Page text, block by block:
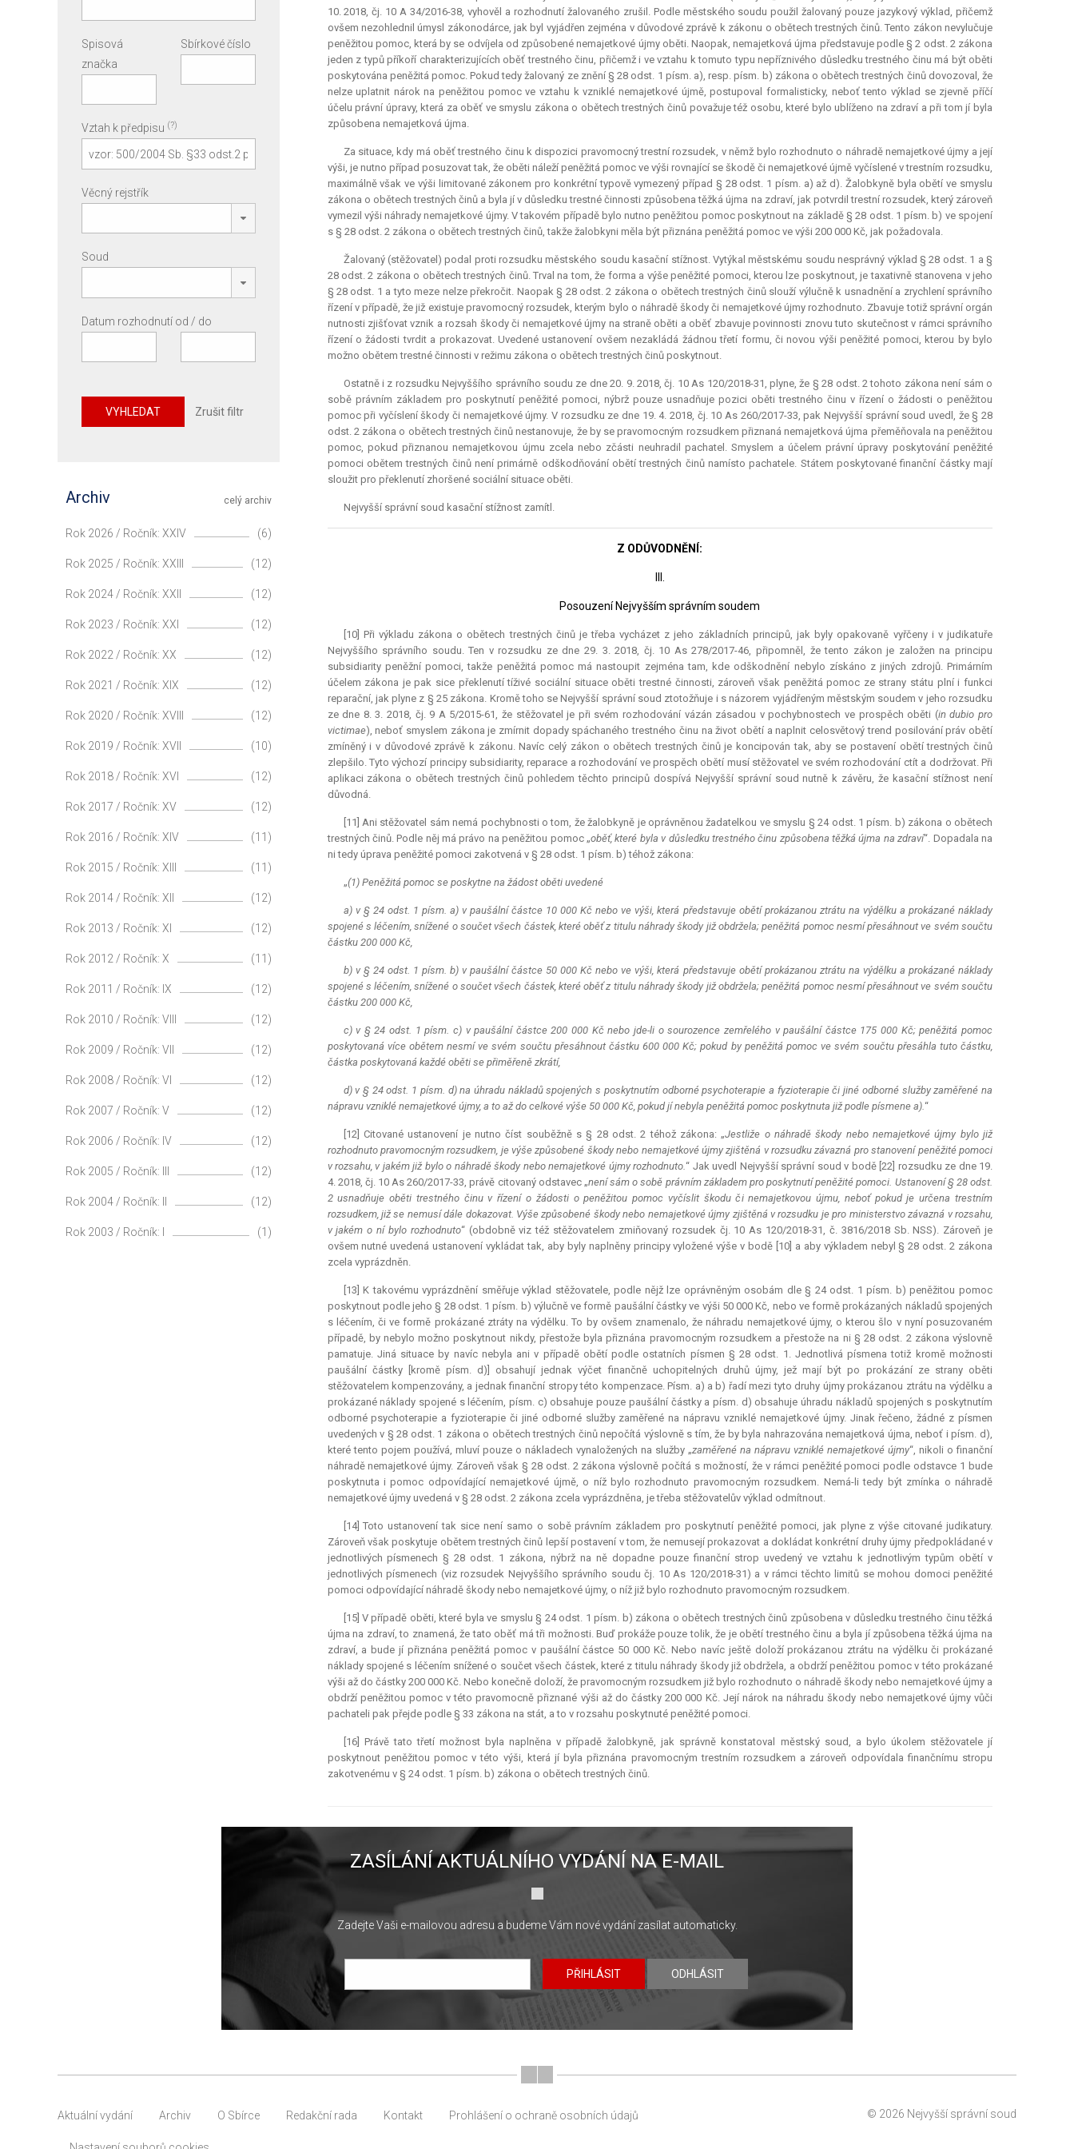
10. 2018, čj. 10 A 34/2016-38, vyhověl a rozhodnutí žalovaného zrušil. Podle městského soudu použil žalovaný pouze jazykový výklad, přičemž
ovšem nezohlednil úmysl zákonodárce, jak byl vyjádřen zejména v důvodové zprávě k zákonu o obětech trestných činů. Tento zákon nevylučuje
peněžitou pomoc, která by se odvíjela od způsobené nemajetkové újmy oběti. Naopak, nemajetková újma představuje podle § 2 odst. 2 zákona
jeden z typů příkoří charakterizujících oběť trestného činu, přičemž i ve vztahu k tomuto typu nepříznivého důsledku trestného činu má být oběti
poskytována peněžitá pomoc. Pokud tedy žalovaný ze znění § 28 odst. 1 písm. a), resp. písm. b) zákona o obětech trestných činů dovozoval, že
nelze uplatnit nárok na peněžitou pomoc ve vztahu k vzniklé nemajetkové újmě, postupoval formalisticky, neboť tento výklad se zjevně příčí
účelu právní úpravy, která za oběť ve smyslu zákona o obětech trestných činů považuje též osobu, které bylo ublíženo na zdraví a při tom jí byla
způsobena nemajetková újma.
Za situace, kdy má oběť trestného činu k dispozici pravomocný trestní rozsudek, v němž bylo rozhodnuto o náhradě nemajetkové újmy a její
výši, je nutno případ posuzovat tak, že oběti náleží peněžitá pomoc ve výši rovnající se škodě či nemajetkové újmě vyčíslené v trestním rozsudku,
maximálně však ve výši limitované zákonem pro konkrétní typově vymezený případ § 28 odst. 1 písm. a) až d). Žalobkyně byla obětí ve smyslu
zákona o obětech trestných činů a byla jí v důsledku trestné činnosti způsobena těžká újma na zdraví, jak potvrdil trestní rozsudek, který zároveň
vymezil výši náhrady nemajetkové újmy. V takovém případě bylo nutno peněžitou pomoc poskytnout na základě § 28 odst. 1 písm. b) ve spojení
s § 28 odst. 2 zákona o obětech trestných činů, takže žalobkyni měla být přiznána peněžitá pomoc ve výši 200 000 Kč, jak požadovala.
Žalovaný (stěžovatel) podal proti rozsudku městského soudu kasační stížnost. Vytýkal městskému soudu nesprávný výklad § 28 odst. 1 a §
28 odst. 2 zákona o obětech trestných činů. Trval na tom, že forma a výše peněžité pomoci, kterou lze poskytnout, je taxativně stanovena v jeho
§ 28 odst. 1 a tyto meze nelze překročit. Naopak § 28 odst. 2 zákona o obětech trestných činů slouží výlučně k usnadnění a zrychlení správního
řízení v případě, že již existuje pravomocný rozsudek, kterým bylo o náhradě škody či nemajetkové újmy rozhodnuto. Zbavuje totiž správní orgán
nutnosti zjišťovat vznik a rozsah škody či nemajetkové újmy na straně oběti a oběť zbavuje povinnosti znovu tuto skutečnost v rámci správního
řízení o žádosti tvrdit a prokazovat. Uvedené ustanovení ovšem nezakládá žádnou třetí formu, či novou výši peněžité pomoci, kterou by bylo
možno obětem trestné činnosti v režimu zákona o obětech trestných činů poskytnout.
Ostatně i z rozsudku Nejvyššího správního soudu ze dne 20. 9. 2018, čj. 10 As 120/2018-31, plyne, že § 28 odst. 2 tohoto zákona není sám o
sobě právním základem pro poskytnutí peněžité pomoci, nýbrž pouze usnadňuje pozici oběti trestného činu v řízení o žádosti o peněžitou
pomoc při vyčíslení škody či nemajetkové újmy. V rozsudku ze dne 19. 4. 2018, čj. 10 As 260/2017-33, pak Nejvyšší správní soud uvedl, že § 28
odst. 2 zákona o obětech trestných činů nestanovuje, že by se pravomocným rozsudkem přiznaná nemajetková újma přeměňovala na peněžitou
pomoc, pokud přiznanou nemajetkovou újmu zcela nebo zčásti neuhradil pachatel. Smyslem a účelem právní úpravy poskytování peněžité
pomoci obětem trestných činů není primárně odškodňování obětí trestných činů namísto pachatele. Státem poskytované finanční částky mají
sloužit pro překlenutí zhoršené sociální situace oběti.
Nejvyšší správní soud kasační stížnost zamítl.
Z ODŮVODNĚNÍ:
III.
Posouzení Nejvyšším správním soudem
[10] Při výkladu zákona o obětech trestných činů je třeba vycházet z jeho základních principů, jak byly opakovaně vyřčeny i v judikatuře
Nejvyššího správního soudu. Ten v rozsudku ze dne 29. 3. 2018, čj. 10 As 278/2017-46, připomněl, že tento zákon je založen na principu
subsidiarity peněžní pomoci, takže peněžitá pomoc má nastoupit zejména tam, kde odškodnění nebylo získáno z jiných zdrojů. Primárním
účelem zákona je pak sice překlenutí tíživé sociální situace oběti trestné činnosti, zároveň však peněžitá pomoc ze strany státu plní i funkci
reparační, jak plyne z § 25 zákona. Kromě toho se Nejvyšší správní soud ztotožňuje i s názorem vyjádřeným městským soudem v jeho rozsudku
ze dne 8. 3. 2018, čj. 9 A 5/2015-61, že stěžovatel je při svém rozhodování vázán zásadou v pochybnostech ve prospěch oběti (in dubio pro
victimae), neboť smyslem zákona je zmírnit dopady spáchaného trestného činu na život obětí a naplnit celosvětový trend posilování práv obětí
zmíněný i v důvodové zprávě k zákonu. Navíc celý zákon o obětech trestných činů je koncipován tak, aby se postavení obětí trestných činů
zlepšilo. Tyto výchozí principy subsidiarity, reparace a rozhodování ve prospěch obětí musí stěžovatel ve svém rozhodování ctít a dodržovat. Při
aplikaci zákona o obětech trestných činů pohledem těchto principů dospívá Nejvyšší správní soud nutně k závěru, že kasační stížnost není
důvodná.
[11] Ani stěžovatel sám nemá pochybnosti o tom, že žalobkyně je oprávněnou žadatelkou ve smyslu § 24 odst. 1 písm. b) zákona o obětech
trestných činů. Podle něj má právo na peněžitou pomoc „oběť, které byla v důsledku trestného činu způsobena těžká újma na zdraví“. Dopadala na
ni tedy úprava peněžité pomoci zakotvená v § 28 odst. 1 písm. b) téhož zákona:
„(1) Peněžitá pomoc se poskytne na žádost oběti uvedené
a) v § 24 odst. 1 písm. a) v paušální částce 10 000 Kč nebo ve výši, která představuje obětí prokázanou ztrátu na výdělku a prokázané náklady
spojené s léčením, snížené o součet všech částek, které oběť z titulu náhrady škody již obdržela; peněžitá pomoc nesmí přesáhnout ve svém součtu
částku 200 000 Kč,
b) v § 24 odst. 1 písm. b) v paušální částce 50 000 Kč nebo ve výši, která představuje obětí prokázanou ztrátu na výdělku a prokázané náklady
spojené s léčením, snížené o součet všech částek, které oběť z titulu náhrady škody již obdržela; peněžitá pomoc nesmí přesáhnout ve svém součtu
částku 200 000 Kč,
c) v § 24 odst. 1 písm. c) v paušální částce 200 000 Kč nebo jde-li o sourozence zemřelého v paušální částce 175 000 Kč; peněžitá pomoc
poskytovaná více obětem nesmí ve svém součtu přesáhnout částku 600 000 Kč; pokud by peněžitá pomoc ve svém součtu přesáhla tuto částku,
částka poskytovaná každé oběti se přiměřeně zkrátí,
d) v § 24 odst. 1 písm. d) na úhradu nákladů spojených s poskytnutím odborné psychoterapie a fyzioterapie či jiné odborné služby zaměřené na
nápravu vzniklé nemajetkové újmy, a to až do celkové výše 50 000 Kč, pokud jí nebyla peněžitá pomoc poskytnuta již podle písmene a).“
[12] Citované ustanovení je nutno číst souběžně s § 28 odst. 2 téhož zákona: „Jestliže o náhradě škody nebo nemajetkové újmy bylo již
rozhodnuto pravomocným rozsudkem, je výše způsobené škody nebo nemajetkové újmy zjištěná v rozsudku závazná pro stanovení peněžité pomoci
v rozsahu, v jakém již bylo o náhradě škody nebo nemajetkové újmy rozhodnuto.“ Jak uvedl Nejvyšší správní soud v bodě [22] rozsudku ze dne 19.
4. 2018, čj. 10 As 260/2017-33, právě citovaný odstavec „není sám o sobě právním základem pro poskytnutí peněžité pomoci. Ustanovení § 28 odst.
2 usnadňuje oběti trestného činu v řízení o žádosti o peněžitou pomoc vyčíslit škodu či nemajetkovou újmu, neboť pokud je určena trestním
rozsudkem, již se nemusí dále dokazovat. Výše způsobené škody nebo nemajetkové újmy zjištěná v rozsudku je pro ministerstvo závazná v rozsahu,
v jakém o ní bylo rozhodnuto“ (obdobně viz též stěžovatelem zmiňovaný rozsudek čj. 10 As 120/2018-31, č. 3816/2018 Sb. NSS). Zároveň je
ovšem nutné uvedená ustanovení vykládat tak, aby byly naplněny principy vyložené výše v bodě [10] a aby výkladem nebyl § 28 odst. 2 zákona
zcela vyprázdněn.
[13] K takovému vyprázdnění směřuje výklad stěžovatele, podle nějž lze oprávněným osobám dle § 24 odst. 1 písm. b) peněžitou pomoc
poskytnout podle jeho § 28 odst. 1 písm. b) výlučně ve formě paušální částky ve výši 50 000 Kč, nebo ve formě prokázaných nákladů spojených
s léčením, či ve formě prokázané ztráty na výdělku. To by ovšem znamenalo, že náhradu nemajetkové újmy, o kterou šlo v nyní posuzovaném
případě, by nebylo možno poskytnout nikdy, přestože byla přiznána pravomocným rozsudkem a přestože na ni § 28 odst. 2 zákona výslovně
pamatuje. Jiná situace by navíc nebyla ani v případě obětí podle ostatních písmen § 28 odst. 1. Jednotlivá písmena totiž kromě možnosti
paušální částky [kromě písm. d)] obsahují jednak výčet finančně uchopitelných druhů újmy, jež mají být po prokázání ze strany oběti
stěžovatelem kompenzovány, a jednak finanční stropy této kompenzace. Písm. a) a b) řadí mezi tyto druhy újmy prokázanou ztrátu na výdělku a
prokázané náklady spojené s léčením, písm. c) obsahuje pouze paušální částky a písm. d) obsahuje úhradu nákladů spojených s poskytnutím
odborné psychoterapie a fyzioterapie či jiné odborné služby zaměřené na nápravu vzniklé nemajetkové újmy. Jinak řečeno, žádné z písmen
uvedených v § 28 odst. 1 zákona o obětech trestných činů nepočítá výslovně s tím, že by byla nahrazována nemajetková újma, neboť i písm. d),
které tento pojem používá, mluví pouze o nákladech vynaložených na služby „zaměřené na nápravu vzniklé nemajetkové újmy“, nikoli o finanční
náhradě nemajetkové újmy. Zároveň však § 28 odst. 2 zákona výslovně počítá s možností, že v rámci peněžité pomoci podle odstavce 1 bude
poskytnuta i pomoc odpovídající nemajetkové újmě, o níž bylo rozhodnuto pravomocným rozsudkem. Nemá-li tedy být zmínka o náhradě
nemajetkové újmy uvedená v § 28 odst. 2 zákona zcela vyprázdněna, je třeba stěžovatelův výklad odmítnout.
[14] Toto ustanovení tak sice není samo o sobě právním základem pro poskytnutí peněžité pomoci, jak plyne z výše citované judikatury.
Zároveň však poskytuje obětem trestných činů lepší postavení v tom, že nemusejí prokazovat a dokládat konkrétní druhy újmy předpokládané v
jednotlivých písmenech § 28 odst. 1 zákona, nýbrž na ně dopadne pouze finanční strop uvedený ve vztahu k jednotlivým typům obětí v
jednotlivých písmenech (viz rozsudek Nejvyššího správního soudu čj. 10 As 120/2018-31) a v rámci těchto limitů se mohou domoci peněžité
pomoci odpovídající náhradě škody nebo nemajetkové újmy, o níž již bylo rozhodnuto pravomocným rozsudkem.
[15] V případě oběti, které byla ve smyslu § 24 odst. 1 písm. b) zákona o obětech trestných činů způsobena v důsledku trestného činu těžká
újma na zdraví, to znamená, že tato oběť má tři možnosti. Buď prokáže pouze tolik, že je obětí trestného činu a byla jí způsobena těžká újma na
zdraví, a bude jí přiznána peněžitá pomoc v paušální částce 50 000 Kč. Nebo navíc ještě doloží prokázanou ztrátu na výdělku či prokázané
náklady spojené s léčením snížené o součet všech částek, které z titulu náhrady škody již obdržela, a obdrží peněžitou pomoc v této prokázané
výši až do částky 200 000 Kč. Nebo konečně doloží, že pravomocným rozsudkem již bylo rozhodnuto o náhradě škody nebo nemajetkové újmy a
obdrží peněžitou pomoc v této pravomocně přiznané výši až do částky 200 000 Kč. Její nárok na náhradu škody nebo nemajetkové újmy vůči
pachateli pak přejde podle § 33 zákona na stát, a to v rozsahu poskytnuté peněžité pomoci.
[16] Právě tato třetí možnost byla naplněna v případě žalobkyně, jak správně konstatoval městský soud, a bylo úkolem stěžovatele jí
poskytnout peněžitou pomoc v této výši, která jí byla přiznána pravomocným trestním rozsudkem a zároveň odpovídala finančnímu stropu
zakotvenému v § 24 odst. 1 písm. b) zákona o obětech trestných činů.
Spisová
značka
Sbírkové číslo
Vztah k předpisu (?)
Věcný rejstřík
Soud
Datum rozhodnutí od / do
VYHLEDAT Zrušit filtr
celý archiv
Archiv
Rok 2026 / Ročník: XXIV (6)
Rok 2025 / Ročník: XXIII (12)
Rok 2024 / Ročník: XXII (12)
Rok 2023 / Ročník: XXI (12)
Rok 2022 / Ročník: XX (12)
Rok 2021 / Ročník: XIX (12)
Rok 2020 / Ročník: XVIII (12)
Rok 2019 / Ročník: XVII (10)
Rok 2018 / Ročník: XVI (12)
Rok 2017 / Ročník: XV (12)
Rok 2016 / Ročník: XIV (11)
Rok 2015 / Ročník: XIII (11)
Rok 2014 / Ročník: XII (12)
Rok 2013 / Ročník: XI (12)
Rok 2012 / Ročník: X (11)
Rok 2011 / Ročník: IX (12)
Rok 2010 / Ročník: VIII (12)
Rok 2009 / Ročník: VII (12)
Rok 2008 / Ročník: VI (12)
Rok 2007 / Ročník: V (12)
Rok 2006 / Ročník: IV (12)
Rok 2005 / Ročník: III (12)
Rok 2004 / Ročník: II (12)
Rok 2003 / Ročník: I (1)
ZASÍLÁNÍ AKTUÁLNÍHO VYDÁNÍ NA E-MAIL
Zadejte Vaši e-mailovou adresu a budeme Vám nové vydání zasílat automaticky.
PŘIHLÁSIT ODHLÁSIT
Aktuální vydání Archiv O Sbírce Redakční rada Kontakt Prohlášení o ochraně osobních údajů © 2026 Nejvyšší správní soud